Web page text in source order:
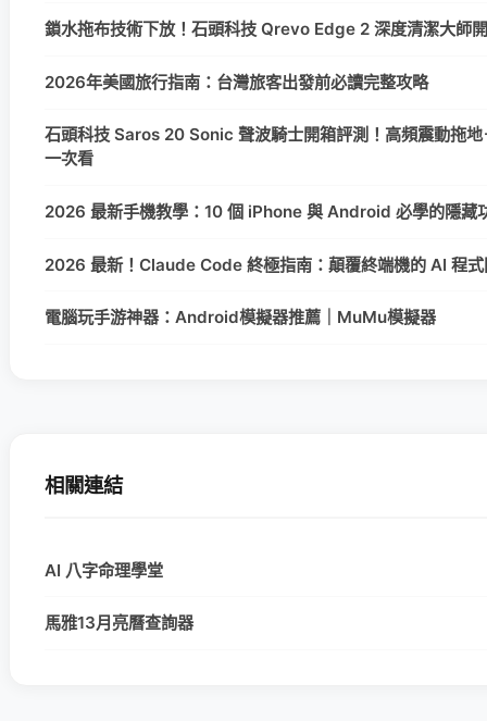
鎖水拖布技術下放！石頭科技 Qrevo Edge 2 深度清潔大師
2026年美國旅行指南：台灣旅客出發前必讀完整攻略
石頭科技 Saros 20 Sonic 聲波騎士開箱評測！高頻震動拖
一次看
2026 最新手機教學：10 個 iPhone 與 Android 必學的隱藏
2026 最新！Claude Code 終極指南：顛覆終端機的 AI 程式
電腦玩手游神器：Android模擬器推薦｜MuMu模擬器
相關連結
AI 八字命理學堂
馬雅13月亮曆查詢器